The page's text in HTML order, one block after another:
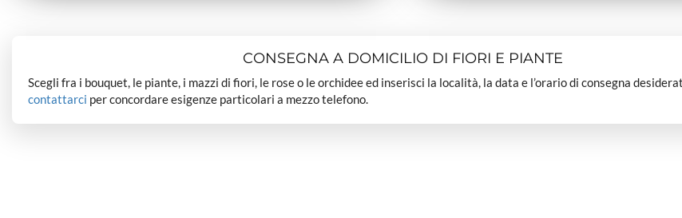
CONSEGNA A DOMICILIO DI FIORI E PIANTE
Scegli fra i bouquet, le piante, i mazzi di fiori, le rose o le orchidee ed inserisci la località, la data e l’orario di consegna
contattarci per concordare esigenze particolari a mezzo telefono.